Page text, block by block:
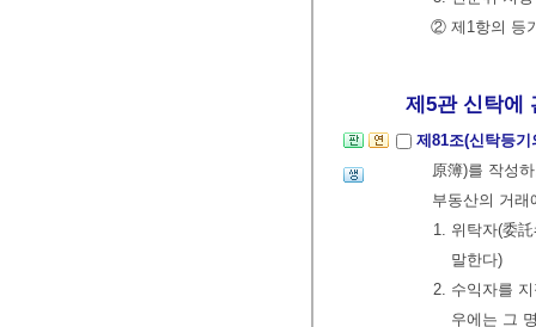
② 제1항의 등
제5관 신탁에
제81조(신탁등
原簿)를 작성
부동산의 거
1. 위탁자(委
말한다)
2. 수익자를
우에는 그